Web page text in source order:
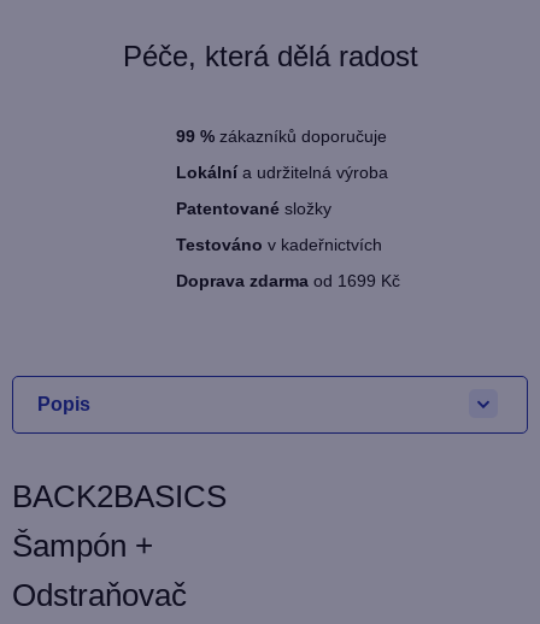
Péče, která dělá radost
99 % zákazníků doporučuje
Lokální a udržitelná výroba
Patentované složky
Testováno v kadeřnictvích
Doprava zdarma od 1699 Kč
Popis
BACK2BASICS
Šampón +
Odstraňovač